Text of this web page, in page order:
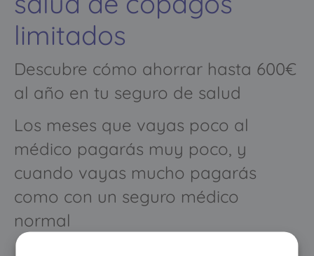
limitados
Descubre cómo ahorrar hasta 600€
al año en tu seguro de salud
Los meses que vayas poco al
médico pagarás muy poco, y
cuando vayas mucho pagarás
como con un seguro médico
normal